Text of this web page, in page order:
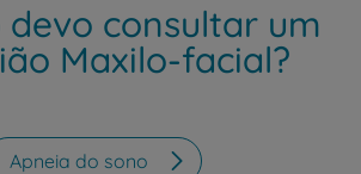
devo consultar um
Maxilo-facial?
Apneia do sono